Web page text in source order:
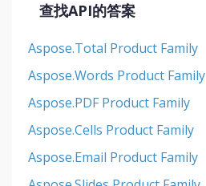
查找API的答案
Aspose.Total Product Family
Aspose.Words Product Family
Aspose.PDF Product Family
Aspose.Cells Product Family
Aspose.Email Product Family